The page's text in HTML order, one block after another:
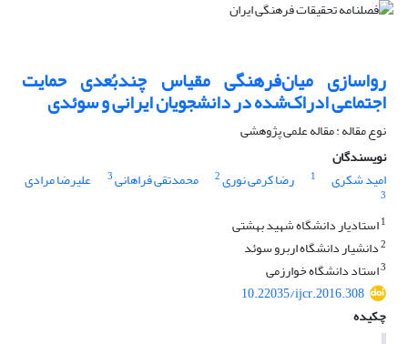
رواسازی میان‌فرهنگی مقیاس چندبُعدی حمایت
اجتماعی ادراک‌شده در دانشجویان ایرانی و سوئدی
نوع مقاله : مقاله علمی پژوهشی
نویسندگان
امید شکری
1 رضا کرمی نوری2 محمدتقی فراهانی3 علیرضا مرادی
3
1استادیار دانشگاه شهید بهشتی
2دانشیار دانشگاه اربرو سوئد
3استاد دانشگاه خوارزمی
10.22035/ijcr.2016.308
چکیده